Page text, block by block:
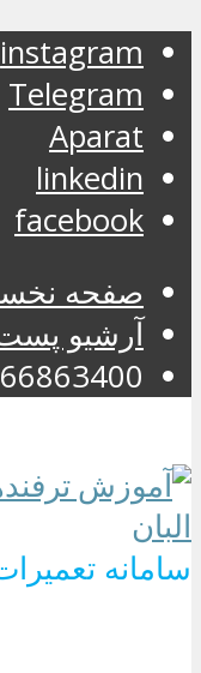
instagram
Telegram
Aparat
linkedin
facebook
صفحه
آرشیو
سامانه